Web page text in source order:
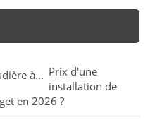
Prix d'une
installation de
en 2026 ?